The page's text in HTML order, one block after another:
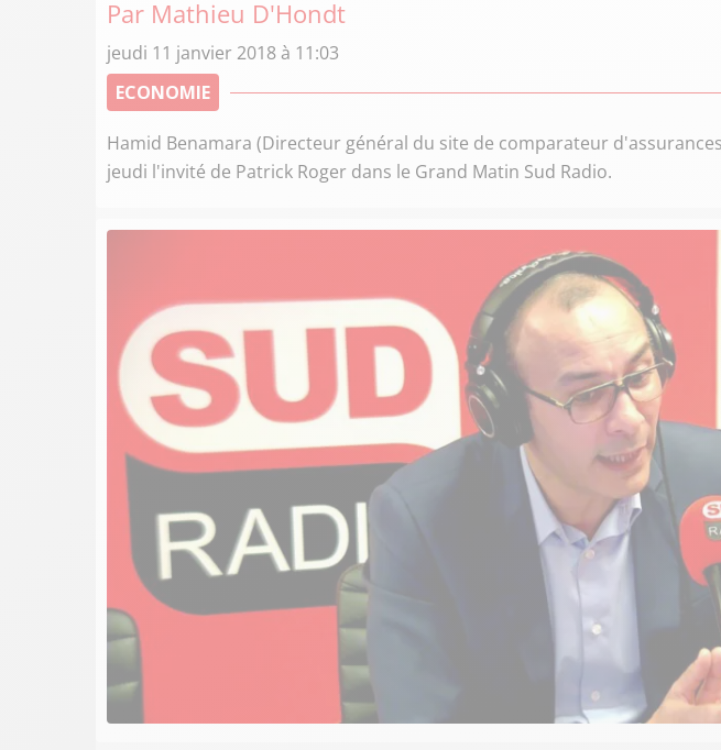
Par Mathieu D'Hondt
jeudi 11 janvier 2018 à 11:03
ECONOMIE
Hamid Benamara (Directeur général du site de comparateur
jeudi l'invité de Patrick Roger dans le Grand Matin Sud Radio.